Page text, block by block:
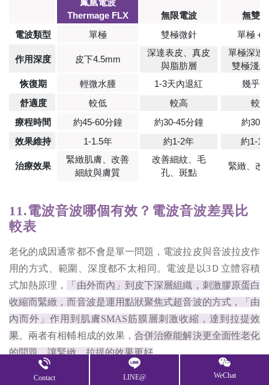
鳳凰電波
Thermage FLX
無限電波
無雙
電波類型
單極 雙極微針 單極＋
作用深度 皮下4.5mm
深達表皮、真皮
與脂肪層
單極深達
雙極淺
恢復期
輕微水腫 1-3天內退紅
幾乎
舒適度
較低 較高
較高
療程時間
約45-60分鐘 約30-45分鐘
約30
效果維持
1-1.5年 約1-2年 約1-
治療效果
緊緻肌膚、改善
細紋與膚質
改善細紋、毛
孔、斑點
緊緻、改
11.電波音波哪個有效？電波音波差異比
較表
老化的成因通常都不會是單一問題，電波拉皮與音波拉皮作
用的方式、範圍、深度都不太相同。電波是以3Ｄ立體容積
式加熱原理，
「由外而內」到皮下深層組織，刺激膠原蛋白
收縮而緊緻，而音波是運用點狀聚焦式超音波的方式，「由
內而外」作用到肌膚SMAS筋膜層刺激收縮，達到拉提效
果。兩者有相輔相成的效果，合併治療能解決更全面性老化
的問題，讓緊緻、拉提的效果更好。
12.悠美診所三波合併！鳳凰電波、索夫
Contact LINE@ WeChat